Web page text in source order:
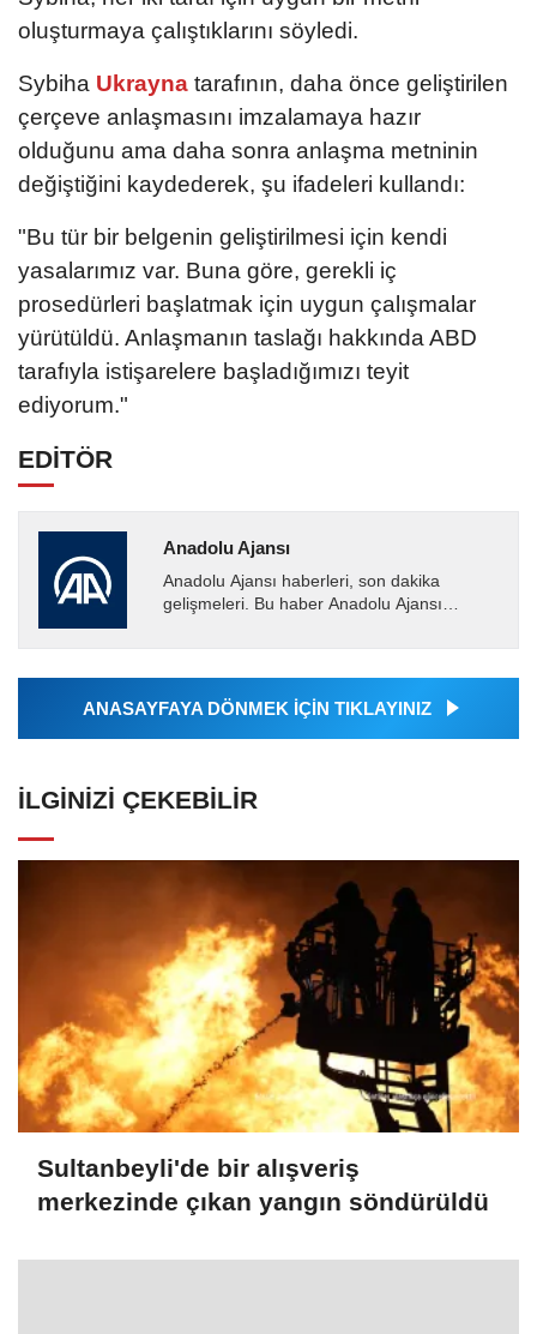
oluşturmaya çalıştıklarını söyledi.
Sybiha Ukrayna tarafının, daha önce geliştirilen
çerçeve anlaşmasını imzalamaya hazır
olduğunu ama daha sonra anlaşma metninin
değiştiğini kaydederek, şu ifadeleri kullandı:
"Bu tür bir belgenin geliştirilmesi için kendi
yasalarımız var. Buna göre, gerekli iç
prosedürleri başlatmak için uygun çalışmalar
yürütüldü. Anlaşmanın taslağı hakkında ABD
tarafıyla istişarelere başladığımızı teyit
ediyorum."
EDİTÖR
Anadolu Ajansı
Anadolu Ajansı haberleri, son dakika
gelişmeleri. Bu haber Anadolu Ajansı
tarafından geçilen tüm...
ANASAYFAYA DÖNMEK İÇİN TIKLAYINIZ
İLGINIZI ÇEKEBILIR
Sultanbeyli'de bir alışveriş
merkezinde çıkan yangın söndürüldü